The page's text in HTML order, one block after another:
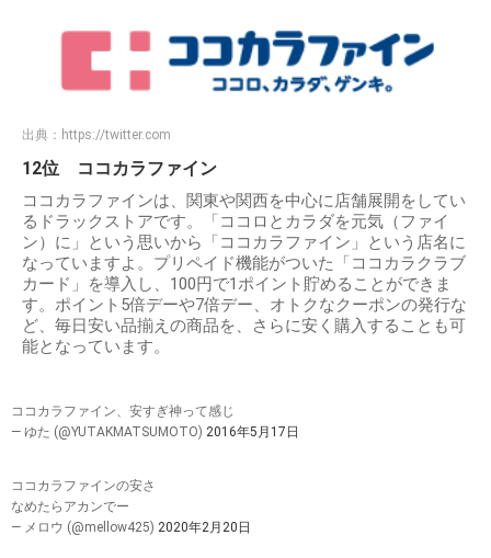
出典： https://twitter.com
12位 ココカラファイン
ココカラファインは、関東や関西を中心に店舗展開をしてい
るドラックストアです。「ココロとカラダを元気（ファイ
ン）に」という思いから「ココカラファイン」という店名に
なっていますよ。プリペイド機能がついた「ココカラクラブ
カード」を導入し、100円で1ポイント貯めることができま
す。ポイント5倍デーや7倍デー、オトクなクーポンの発行な
ど、毎日安い品揃えの商品を、さらに安く購入することも可
能となっています。
ココカラファイン、安すぎ神って感じ
— ゆた (@YUTAKMATSUMOTO) 2016年5月17日
ココカラファインの安さ
なめたらアカンでー
— メロウ (@mellow425) 2020年2月20日